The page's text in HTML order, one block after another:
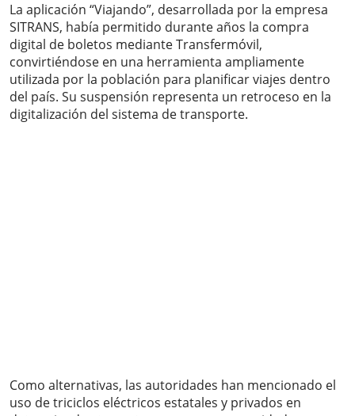
La aplicación “Viajando”, desarrollada por la empresa
SITRANS, había permitido durante años la compra
digital de boletos mediante Transfermóvil,
convirtiéndose en una herramienta ampliamente
utilizada por la población para planificar viajes dentro
del país. Su suspensión representa un retroceso en la
digitalización del sistema de transporte.
Como alternativas, las autoridades han mencionado el
uso de triciclos eléctricos estatales y privados en